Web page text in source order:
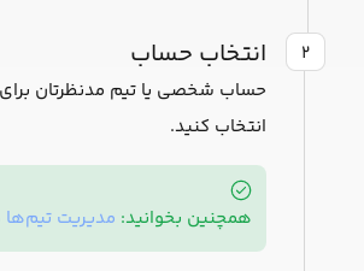
۲ انتخاب حساب
حساب شخصی یا تیم مدنظرتان برای
انتخاب کنید.
همچنین بخوانید: مدیریت تیم‌ها